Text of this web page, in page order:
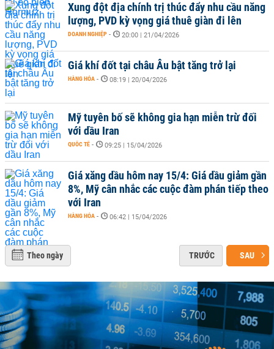
Xung đột địa chính trị thúc đẩy nhu cầu năng
lượng, PVD kỳ vọng giá thuê giàn đi lên
DOANH NGHIỆP - 20:00 | 21/04/2026
Giá khí đốt tại châu Âu bật tăng trở lại
HÀNG HÓA - 08:19 | 20/04/2026
Mỹ tuyên bố sẽ không gia hạn miễn trừ đối
với dầu Iran
QUỐC TẾ - 09:25 | 15/04/2026
Giá xăng dầu hôm nay 15/4: Giá dầu giảm gần
8%, Mỹ cân nhắc các cuộc đàm phán tiếp theo
với Iran
HÀNG HÓA - 06:42 | 15/04/2026
Theo ngày TRƯỚC SAU